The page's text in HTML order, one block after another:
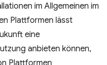
im Allgemeinen im
Plattformen lässt
eine
anbieten können,
Plattformen